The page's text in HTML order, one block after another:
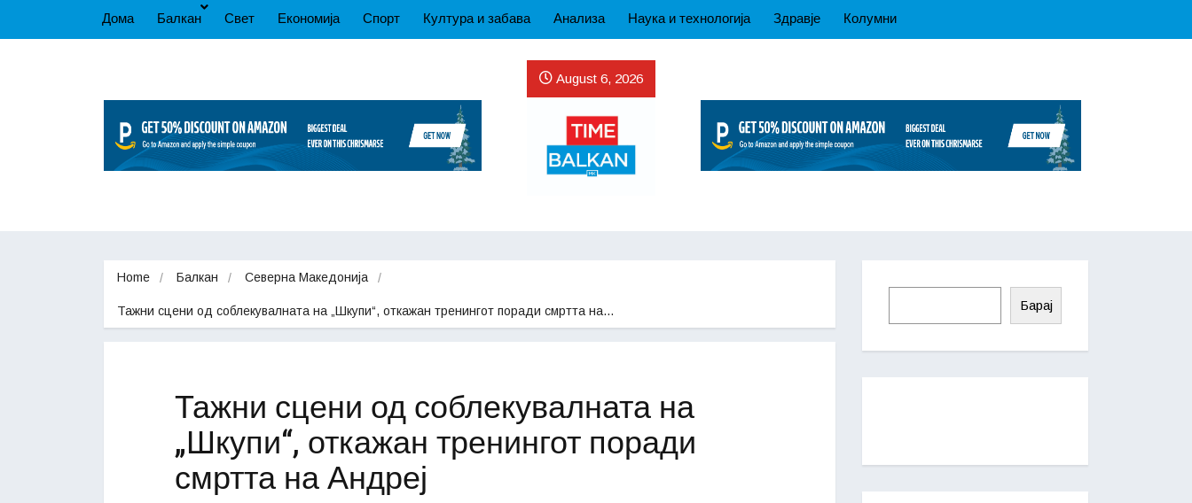
Дома Балкан Свет Економија Спорт Култура и забава Анализа Наука и технологија Здравје Колумни
August 6, 2026
Home Балкан Северна Македонија
Тажни сцени од соблекувалната на „Шкупи“, откажан тренингот поради смртта на…
Тажни сцени од соблекувалната на
„Шкупи“, откажан тренингот поради
смртта на Андреј
Барај